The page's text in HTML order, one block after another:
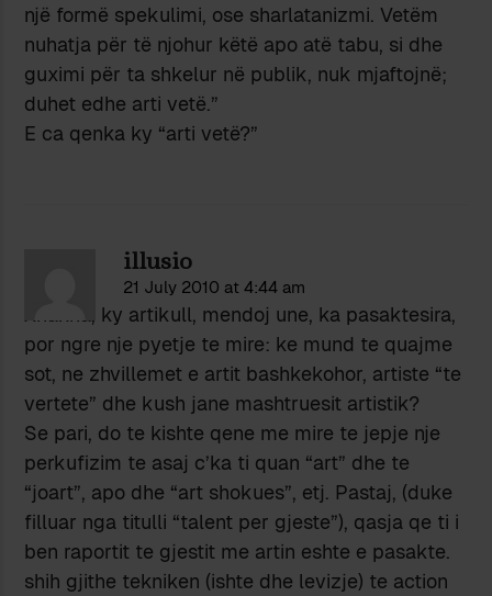
një formë spekulimi, ose sharlatanizmi. Vetëm
nuhatja për të njohur këtë apo atë tabu, si dhe
guximi për ta shkelur në publik, nuk mjaftojnë;
duhet edhe arti vetë.”
E ca qenka ky “arti vetë?”
illusio
21 July 2010 at 4:44 am
Xhaxha, ky artikull, mendoj une, ka pasaktesira,
por ngre nje pyetje te mire: ke mund te quajme
sot, ne zhvillemet e artit bashkekohor, artiste “te
vertete” dhe kush jane mashtruesit artistik?
Se pari, do te kishte qene me mire te jepje nje
perkufizim te asaj c’ka ti quan “art” dhe te
“joart”, apo dhe “art shokues”, etj. Pastaj, (duke
filluar nga titulli “talent per gjeste”), qasja qe ti i
ben raportit te gjestit me artin eshte e pasakte.
shih gjithe tekniken (ishte dhe levizje) te action